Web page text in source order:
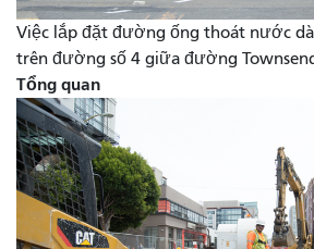
Việc lắp đặt đường ống thoát nước
trên đường số 4 giữa đường
Tổng quan